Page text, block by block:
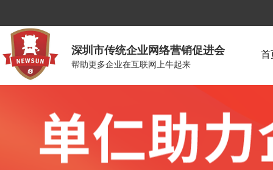
深圳市传统企业网络营销促进会
帮助更多企业在互联网上牛起来